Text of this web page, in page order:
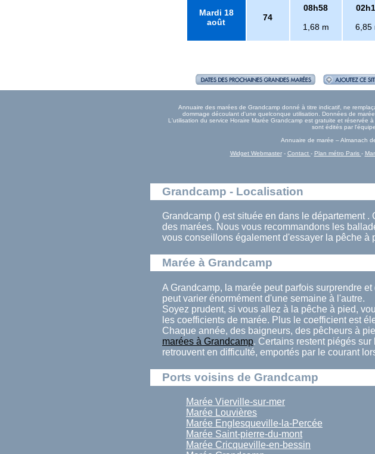
Mardi 18
août
74
08h58
1,68 m
6,85
Annuaire des marées de Grandcamp donné à titre indicatif, ne
dommage découlant d'une quelconque utilisation. Données de
L'utilisation du service Horaire Marée Grandcamp est gratuite et
sont édités par
Annuaire de marée – Almanach
Widget Webmaster- Contact - Plan métro Paris -
Grandcamp - Localisation
Grandcamp () est située en dans le département
des marées. Nous vous recommandons les
vous conseillons également d'essayer la pêche à
Marée à Grandcamp
A Grandcamp, la marée peut parfois surprendre
peut varier énormément d'une semaine à l'autre.
Soyez prudent, si vous allez à la pêche à pied,
les coefficients de marée. Plus le coefficient est
Chaque année, des baigneurs, des pêcheurs à
marées à Grandcamp. Certains restent piégés
retrouvent en difficulté, emportés par le courant
Ports voisins de Grandcamp
Marée Vierville-sur-mer
Marée Louvières
Marée Englesqueville-la-Percée
Marée Saint-pierre-du-mont
Marée Cricqueville-en-bessin